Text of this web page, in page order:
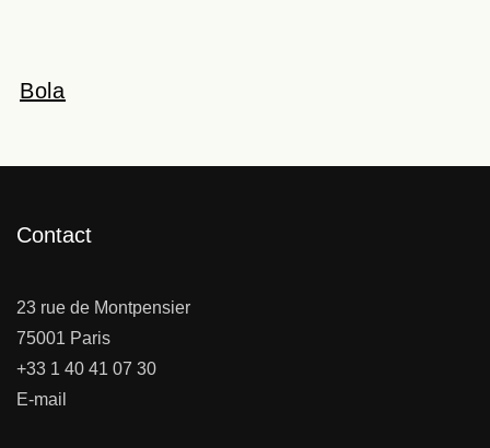
Bola
Contact
23 rue de Montpensier
75001 Paris
+33 1 40 41 07 30
E-mail